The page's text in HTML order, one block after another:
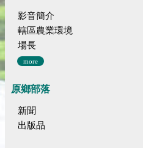
影音簡介
轄區農業環境
場長
more
原鄉部落
新聞
出版品